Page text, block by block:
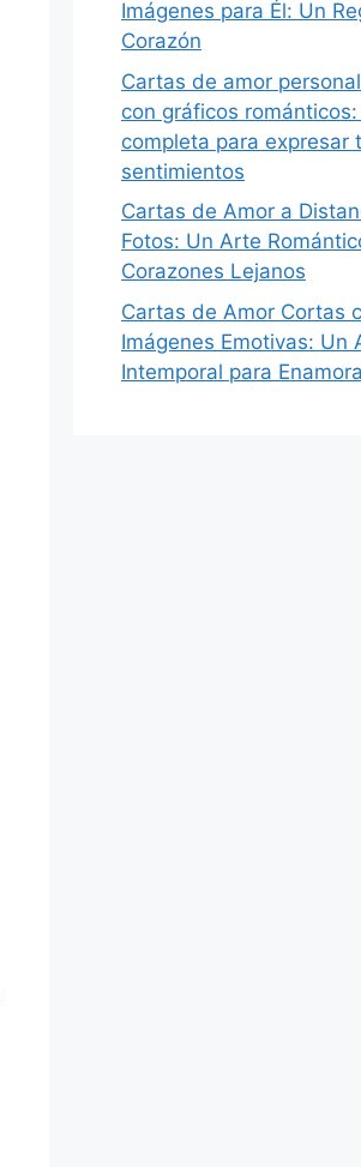
Imágenes para Él: Un
Corazón
Cartas de amor
con gráficos
completa para expresar
sentimientos
Cartas de Amor a
Fotos: Un Arte
Corazones Lejanos
Cartas de Amor Cortas
Imágenes Emotivas: Un
Intemporal para